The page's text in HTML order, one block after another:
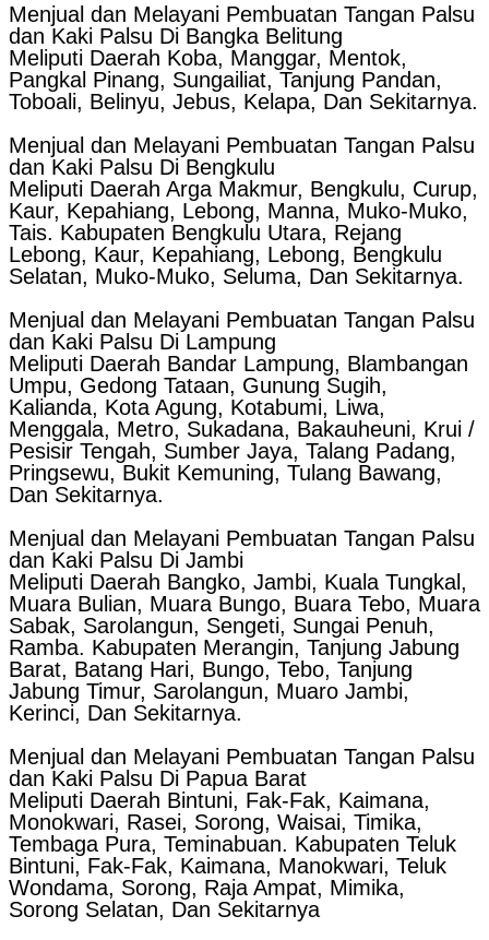
Menjual dan Melayani Pembuatan Tangan Palsu
dan Kaki Palsu Di Bangka Belitung
Meliputi Daerah Koba, Manggar, Mentok,
Pangkal Pinang, Sungailiat, Tanjung Pandan,
Toboali, Belinyu, Jebus, Kelapa, Dan Sekitarnya.
Menjual dan Melayani Pembuatan Tangan Palsu
dan Kaki Palsu Di Bengkulu
Meliputi Daerah Arga Makmur, Bengkulu, Curup,
Kaur, Kepahiang, Lebong, Manna, Muko-Muko,
Tais. Kabupaten Bengkulu Utara, Rejang
Lebong, Kaur, Kepahiang, Lebong, Bengkulu
Selatan, Muko-Muko, Seluma, Dan Sekitarnya.
Menjual dan Melayani Pembuatan Tangan Palsu
dan Kaki Palsu Di Lampung
Meliputi Daerah Bandar Lampung, Blambangan
Umpu, Gedong Tataan, Gunung Sugih,
Kalianda, Kota Agung, Kotabumi, Liwa,
Menggala, Metro, Sukadana, Bakauheuni, Krui /
Pesisir Tengah, Sumber Jaya, Talang Padang,
Pringsewu, Bukit Kemuning, Tulang Bawang,
Dan Sekitarnya.
Menjual dan Melayani Pembuatan Tangan Palsu
dan Kaki Palsu Di Jambi
Meliputi Daerah Bangko, Jambi, Kuala Tungkal,
Muara Bulian, Muara Bungo, Buara Tebo, Muara
Sabak, Sarolangun, Sengeti, Sungai Penuh,
Ramba. Kabupaten Merangin, Tanjung Jabung
Barat, Batang Hari, Bungo, Tebo, Tanjung
Jabung Timur, Sarolangun, Muaro Jambi,
Kerinci, Dan Sekitarnya.
Menjual dan Melayani Pembuatan Tangan Palsu
dan Kaki Palsu Di Papua Barat
Meliputi Daerah Bintuni, Fak-Fak, Kaimana,
Monokwari, Rasei, Sorong, Waisai, Timika,
Tembaga Pura, Teminabuan. Kabupaten Teluk
Bintuni, Fak-Fak, Kaimana, Manokwari, Teluk
Wondama, Sorong, Raja Ampat, Mimika,
Sorong Selatan, Dan Sekitarnya